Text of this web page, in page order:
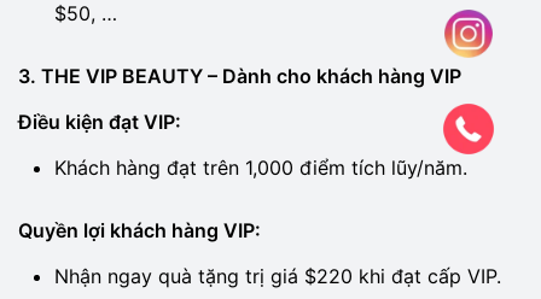
$50, …
3. THE VIP BEAUTY – Dành cho khách hàng VIP
Điều kiện đạt VIP:
Khách hàng đạt trên 1,000 điểm tích lũy/năm.
Quyền lợi khách hàng VIP:
Nhận ngay quà tặng trị giá $220 khi đạt cấp VIP.